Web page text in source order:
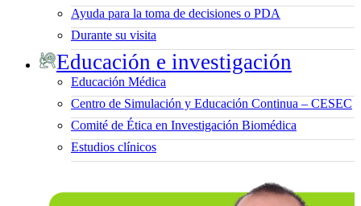
Ayuda para la toma de decisiones o PDA
Durante su visita
Educación e investigación
Educación Médica
Centro de Simulación y Educación Continua – CESEC
Comité de Ética en Investigación Biomédica
Estudios clínicos